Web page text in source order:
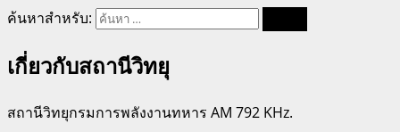
ค้นหาสำหรับ:
เกี่ยวกับสถานีวิทยุ
สถานีวิทยุกรมการพลังงานทหาร AM 792 KHz.